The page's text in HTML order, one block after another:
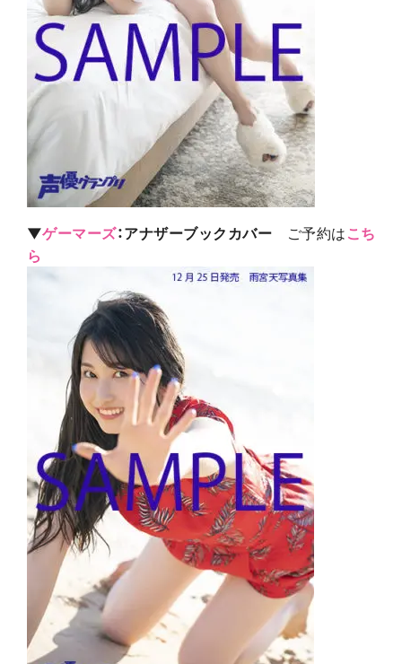
▼ゲーマーズ：アナザーブックカバー ご予約はこち
ら